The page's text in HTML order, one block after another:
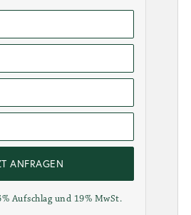
ANFRAGEN
Aufschlag und 19% MwSt.